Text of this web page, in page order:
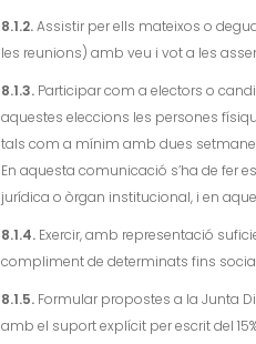
8.1.2.Assistir per ells mateixos o
les reunions) amb veu i vot a les
8.1.3. Participar com a electors o
aquestes eleccions les persones
tals com a mínim amb dues
En aquesta comunicació s’ha de fer
jurídica o òrgan institucional, i en
8.1.4. Exercir, amb representació
compliment de determinats fins
8.1.5. Formular propostes a la Junta
amb el suport explícit per escrit del